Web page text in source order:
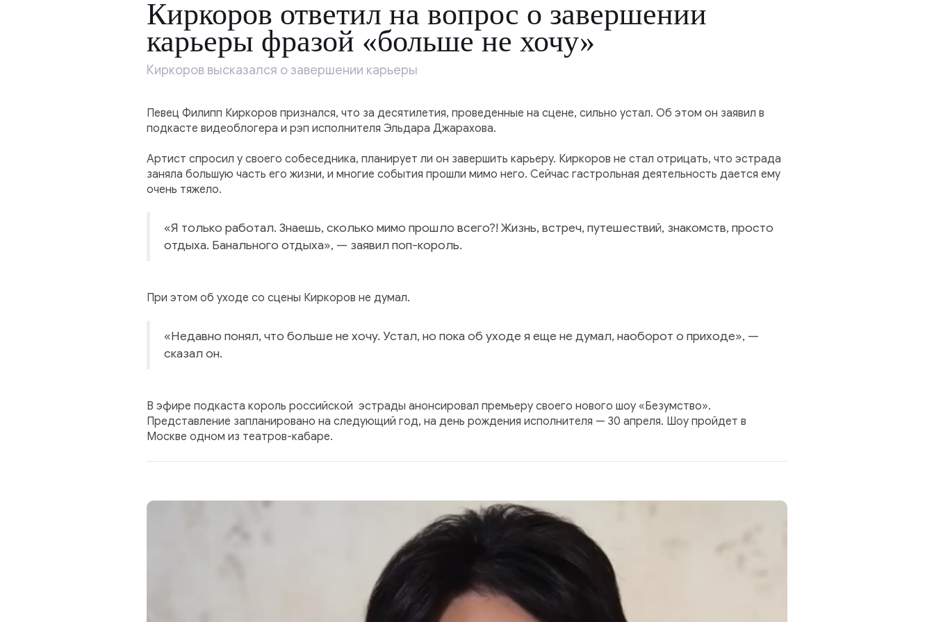
Киркоров ответил на вопрос о завершении
карьеры фразой «больше не хочу»
Киркоров высказался о завершении карьеры
Певец Филипп Киркоров признался, что за десятилетия, проведенные на сцене, сильно устал. Об этом он заявил в
подкасте видеоблогера и рэп исполнителя Эльдара Джарахова.
Артист спросил у своего собеседника, планирует ли он завершить карьеру. Киркоров не стал отрицать, что эстрада
заняла большую часть его жизни, и многие события прошли мимо него. Сейчас гастрольная деятельность дается ему
очень тяжело.
«Я только работал. Знаешь, сколько мимо прошло всего?! Жизнь, встреч, путешествий, знакомств, просто
отдыха. Банального отдыха», — заявил поп-король.
При этом об уходе со сцены Киркоров не думал.
«Недавно понял, что больше не хочу. Устал, но пока об уходе я еще не думал, наоборот о приходе», —
сказал он.
В эфире подкаста король российской эстрады анонсировал премьеру своего нового шоу «Безумство».
Представление запланировано на следующий год, на день рождения исполнителя — 30 апреля. Шоу пройдет в
Москве одном из театров-кабаре.